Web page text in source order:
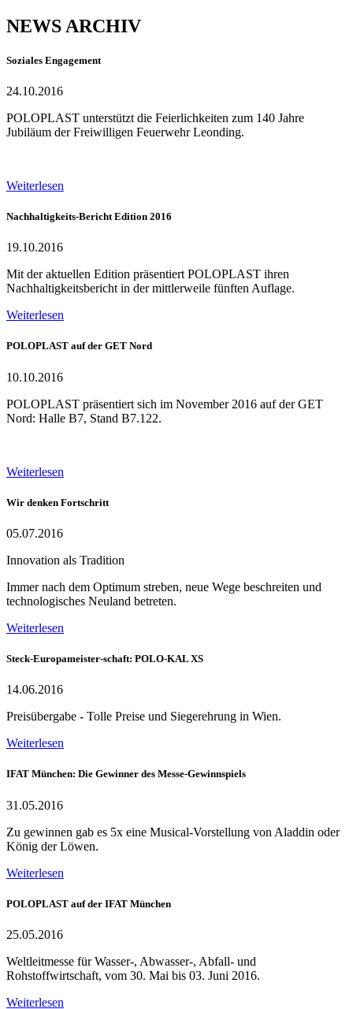
NEWS ARCHIV
Soziales Engagement
24.10.2016
POLOPLAST unterstützt die Feierlichkeiten zum 140 Jahre
Jubiläum der Freiwilligen Feuerwehr Leonding.
Weiterlesen
Nachhaltigkeits-Bericht Edition 2016
19.10.2016
Mit der aktuellen Edition präsentiert POLOPLAST ihren
Nachhaltigkeitsbericht in der mittlerweile fünften Auflage.
Weiterlesen
POLOPLAST auf der GET Nord
10.10.2016
POLOPLAST präsentiert sich im November 2016 auf der GET
Nord: Halle B7, Stand B7.122.
Weiterlesen
Wir denken Fortschritt
05.07.2016
Innovation als Tradition
Immer nach dem Optimum streben, neue Wege beschreiten und
technologisches Neuland betreten.
Weiterlesen
Steck-Europameister-schaft: POLO-KAL XS
14.06.2016
Preisübergabe - Tolle Preise und Siegerehrung in Wien.
Weiterlesen
IFAT München: Die Gewinner des Messe-Gewinnspiels
31.05.2016
Zu gewinnen gab es 5x eine Musical-Vorstellung von Aladdin oder
König der Löwen.
Weiterlesen
POLOPLAST auf der IFAT München
25.05.2016
Weltleitmesse für Wasser-, Abwasser-, Abfall- und
Rohstoffwirtschaft, vom 30. Mai bis 03. Juni 2016.
Weiterlesen